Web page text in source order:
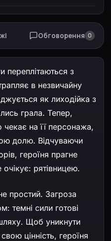
Обговорення 0
переплітаються з
в незвичайну
як лиходійка з
грала. Тепер,
на її персонажа,
долю. Відчуваючи
героїня прагне
очікує: рятівницею.
простий. Загроза
темні сили готові
Щоб уникнути
цінність, героїня